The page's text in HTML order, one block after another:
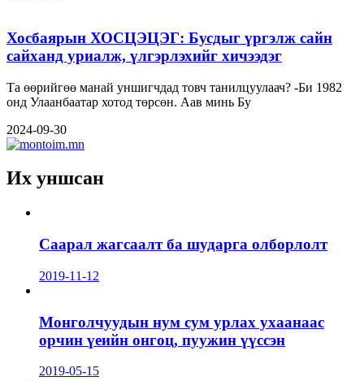
Хосбаярын ХОСЦЭЦЭГ: Бусдыг үргэлж сайн
сайханд уриалж, үлгэрлэхийг хичээдэг
Та өөрийгөө манай уншигчдад товч танилцуулаач? -Би 1982
онд Улаанбаатар хотод төрсөн. Аав минь Бу
2024-09-30
Их уншсан
Саарал жагсаалт ба шударга олборлолт
2019-11-12
Монголчуудын нум сум урлах ухаанаас
орчин үеийн онгоц, пуужин үүссэн
2019-05-15